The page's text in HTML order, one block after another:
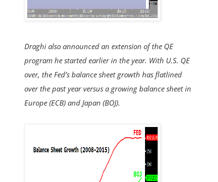
Draghi also announced an extension of the QE
program he started earlier in the year. With U.S. QE
over, the Fed’s balance sheet growth has flatlined
over the past year versus a growing balance sheet in
Europe (ECB) and Japan (BOJ).